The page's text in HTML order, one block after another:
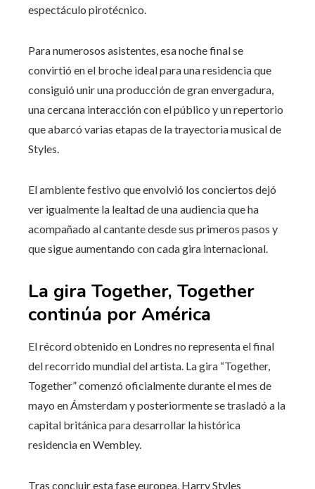
espectáculo pirotécnico.
Para numerosos asistentes, esa noche final se
convirtió en el broche ideal para una residencia que
consiguió unir una producción de gran envergadura,
una cercana interacción con el público y un repertorio
que abarcó varias etapas de la trayectoria musical de
Styles.
El ambiente festivo que envolvió los conciertos dejó
ver igualmente la lealtad de una audiencia que ha
acompañado al cantante desde sus primeros pasos y
que sigue aumentando con cada gira internacional.
La gira Together, Together
continúa por América
El récord obtenido en Londres no representa el final
del recorrido mundial del artista. La gira “Together,
Together” comenzó oficialmente durante el mes de
mayo en Ámsterdam y posteriormente se trasladó a la
capital británica para desarrollar la histórica
residencia en Wembley.
Tras concluir esta fase europea, Harry Styles